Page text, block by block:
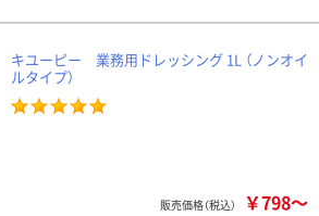
キユーピー 業務用ドレッシング 1L （ノンオイ
ルタイプ）
販売価格（税込） ￥798～